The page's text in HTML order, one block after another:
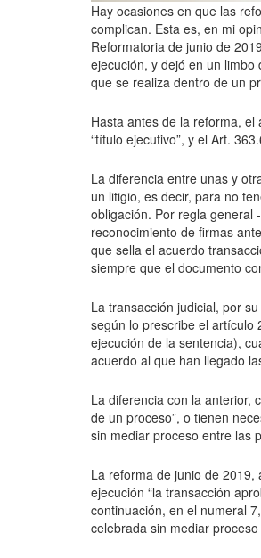
Hay ocasiones en que las
complican. Esta es, en mi
Reformatoria de junio de
ejecución, y dejó en un
que se realiza dentro de un
Hasta antes de la reforma,
“título ejecutivo”, y el Art.
La diferencia entre unas y
un litigio, es decir, para no
obligación. Por regla general
reconocimiento de firmas
que sella el acuerdo
siempre que el documento
La transacción judicial, por
según lo prescribe el artículo
ejecución de la sentencia),
acuerdo al que han llegado
La diferencia con la anterior,
de un proceso”, o tienen
sin mediar proceso entre las
La reforma de junio de
ejecución “la transacción
continuación, en el numeral
celebrada sin mediar